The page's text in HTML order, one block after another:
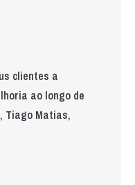
clientes a
ao longo de
Tiago Matias,